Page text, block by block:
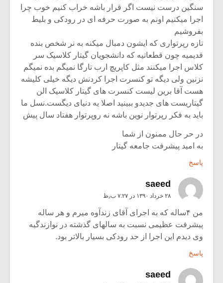
سنگین درست نیست اگر قرار باشه خراب کنیم خوب چرا
اجرا میکنیم اونم به صورت حرفه ای در رودکی و بلیط
بفروشیم
تازه رپرتواری که ایشون دمبال میکنه به نر شخص بنده
قدیمیه چون قطعاتیه که دانشجویان گیتار کلاسیک سر
کلاس اجرا میکنند مثل کاپریچ ارب تارگا نمیگم بده نمیگم
نزنین ولی دیگه تو کنسرت اجرا کردنش دیگه خیلی کلیشه
هست آقا برین لیست کنسرت های گیتار کلاسیک الن
گیتاریست های جدیدو ببینید اصلا یه دنیای دیگست.نسل ما
باید به فکر رپرتوار نوین باشه نه روپرتوار هفتاد سال پیش
در حر حال ممنون از شما
به امید پیشرفت جامعه گیتار
پاسخ
saeed
۲۸ خرداد ۱۳۹۰ در ۷:۲۷ ب٫ظ
من ۴ساله که به اجرای آقای زندآوه میرم و هر ساله
پیشرفت عظیمی نسبت به سالهای گذشته در نوازندگیه
وی دیدم این اجرا از حد رودکی بسیار بالاتر بود.
پاسخ
saeed